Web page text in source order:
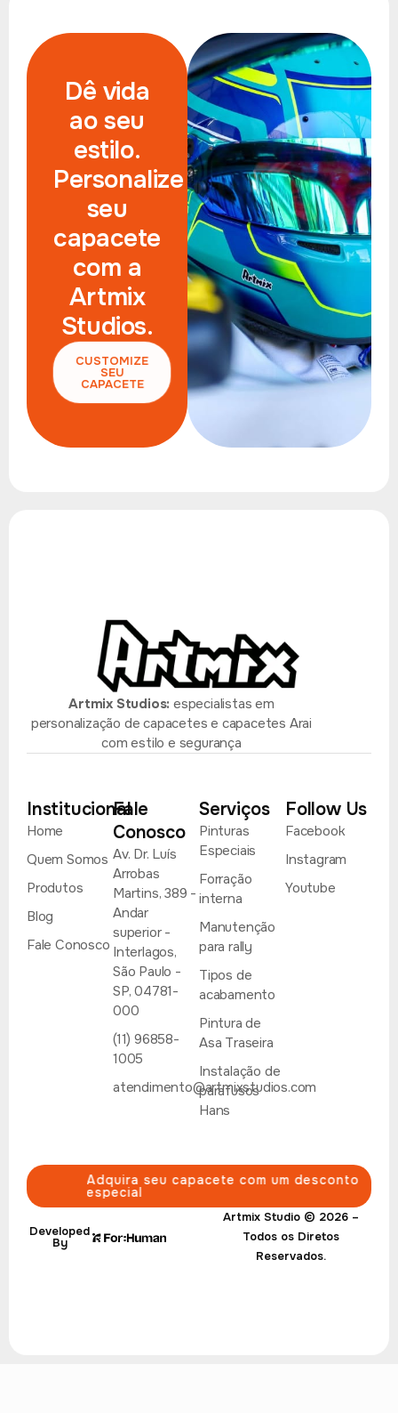
Dê vida
ao seu
estilo.
Personalize
seu
capacete
com a
Artmix
Studios.
CUSTOMIZE
SEU
CAPACETE
Artmix Studios: especialistas em
personalização de capacetes e capacetes Arai
com estilo e segurança
Institucional
Home
Quem Somos
Produtos
Blog
Fale Conosco
Fale
Conosco
Av. Dr. Luís
Arrobas
Martins, 389 -
Andar
superior -
Interlagos,
São Paulo -
SP, 04781-
000
(11) 96858-
1005
atendimento@artmixstudios.com
Serviços
Pinturas
Especiais
Forração
interna
Manutenção
para rally
Tipos de
acabamento
Pintura de
Asa Traseira
Instalação de
parafusos
Hans
Follow Us
Facebook
Instagram
Youtube
Adquira seu capacete com um desconto
especial
Artmix Studio © 2026 –
Todos os Diretos
Reservados.
Developed
By